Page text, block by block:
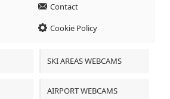
Contact
Cookie Policy
SKI AREAS WEBCAMS
AIRPORT WEBCAMS